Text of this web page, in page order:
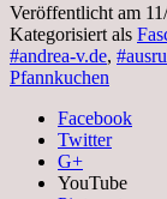
Veröffentlicht am
Kategorisiert als
#andrea-v.de,
Pfannkuchen
Facebook
Twitter
G+
YouTube